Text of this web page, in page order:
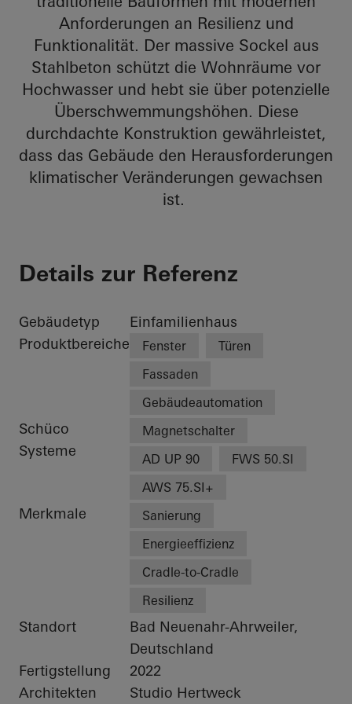
Anforderungen an Resilienz und
Funktionalität. Der massive Sockel aus
Stahlbeton schützt die Wohnräume vor
Hochwasser und hebt sie über potenzielle
Überschwemmungshöhen. Diese
durchdachte Konstruktion gewährleistet,
dass das Gebäude den Herausforderungen
klimatischer Veränderungen gewachsen
ist.
Details zur Referenz
Gebäudetyp
Einfamilienhaus
Produktbereiche
Fenster
Türen
Fassaden
Gebäudeautomation
Schüco
Systeme
Magnetschalter
AD UP 90
FWS 50.SI
AWS 75.SI+
Merkmale
Sanierung
Energieeffizienz
Cradle-to-Cradle
Resilienz
Standort
Bad Neuenahr-Ahrweiler,
Deutschland
Fertigstellung
2022
Architekten
Studio Hertweck